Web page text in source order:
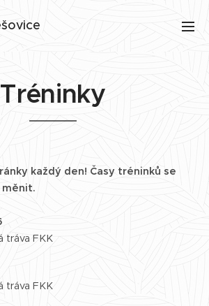
Tréninky
každý den! Časy tréninků se
tráva FKK
tráva FKK